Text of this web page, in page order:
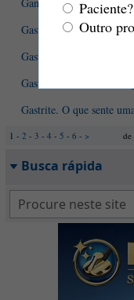
Paciente?
Outro
Gastrite atrófica
Gastrite enantematosa -
Gastrite. Como são o
Gastrite. O que sente
1 - 2 - 3 - 4 - 5 - 6 - > de
Busca rápida